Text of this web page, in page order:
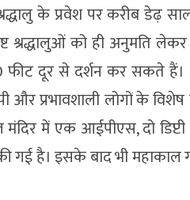
के प्रवेश पर करीब डेढ़
श्रद्धालुओं को ही अनुमति
फीट दूर से दर्शन कर सकते
प्रभावशाली लोगों के विशेष
में एक आईपीएस, दो
गई है। इसके बाद भी महाकाल